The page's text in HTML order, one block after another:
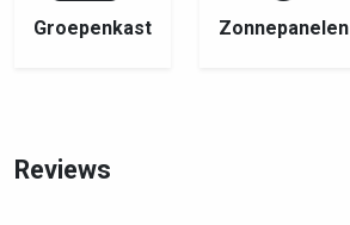
Groepenkast Zonnepanelen
Reviews